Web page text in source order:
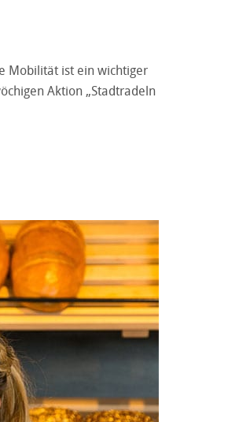
Mobilität ist ein wichtiger
Aktion „Stadtradeln